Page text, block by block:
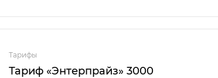
Тарифы
Тариф «Энтерпрайз» 3000